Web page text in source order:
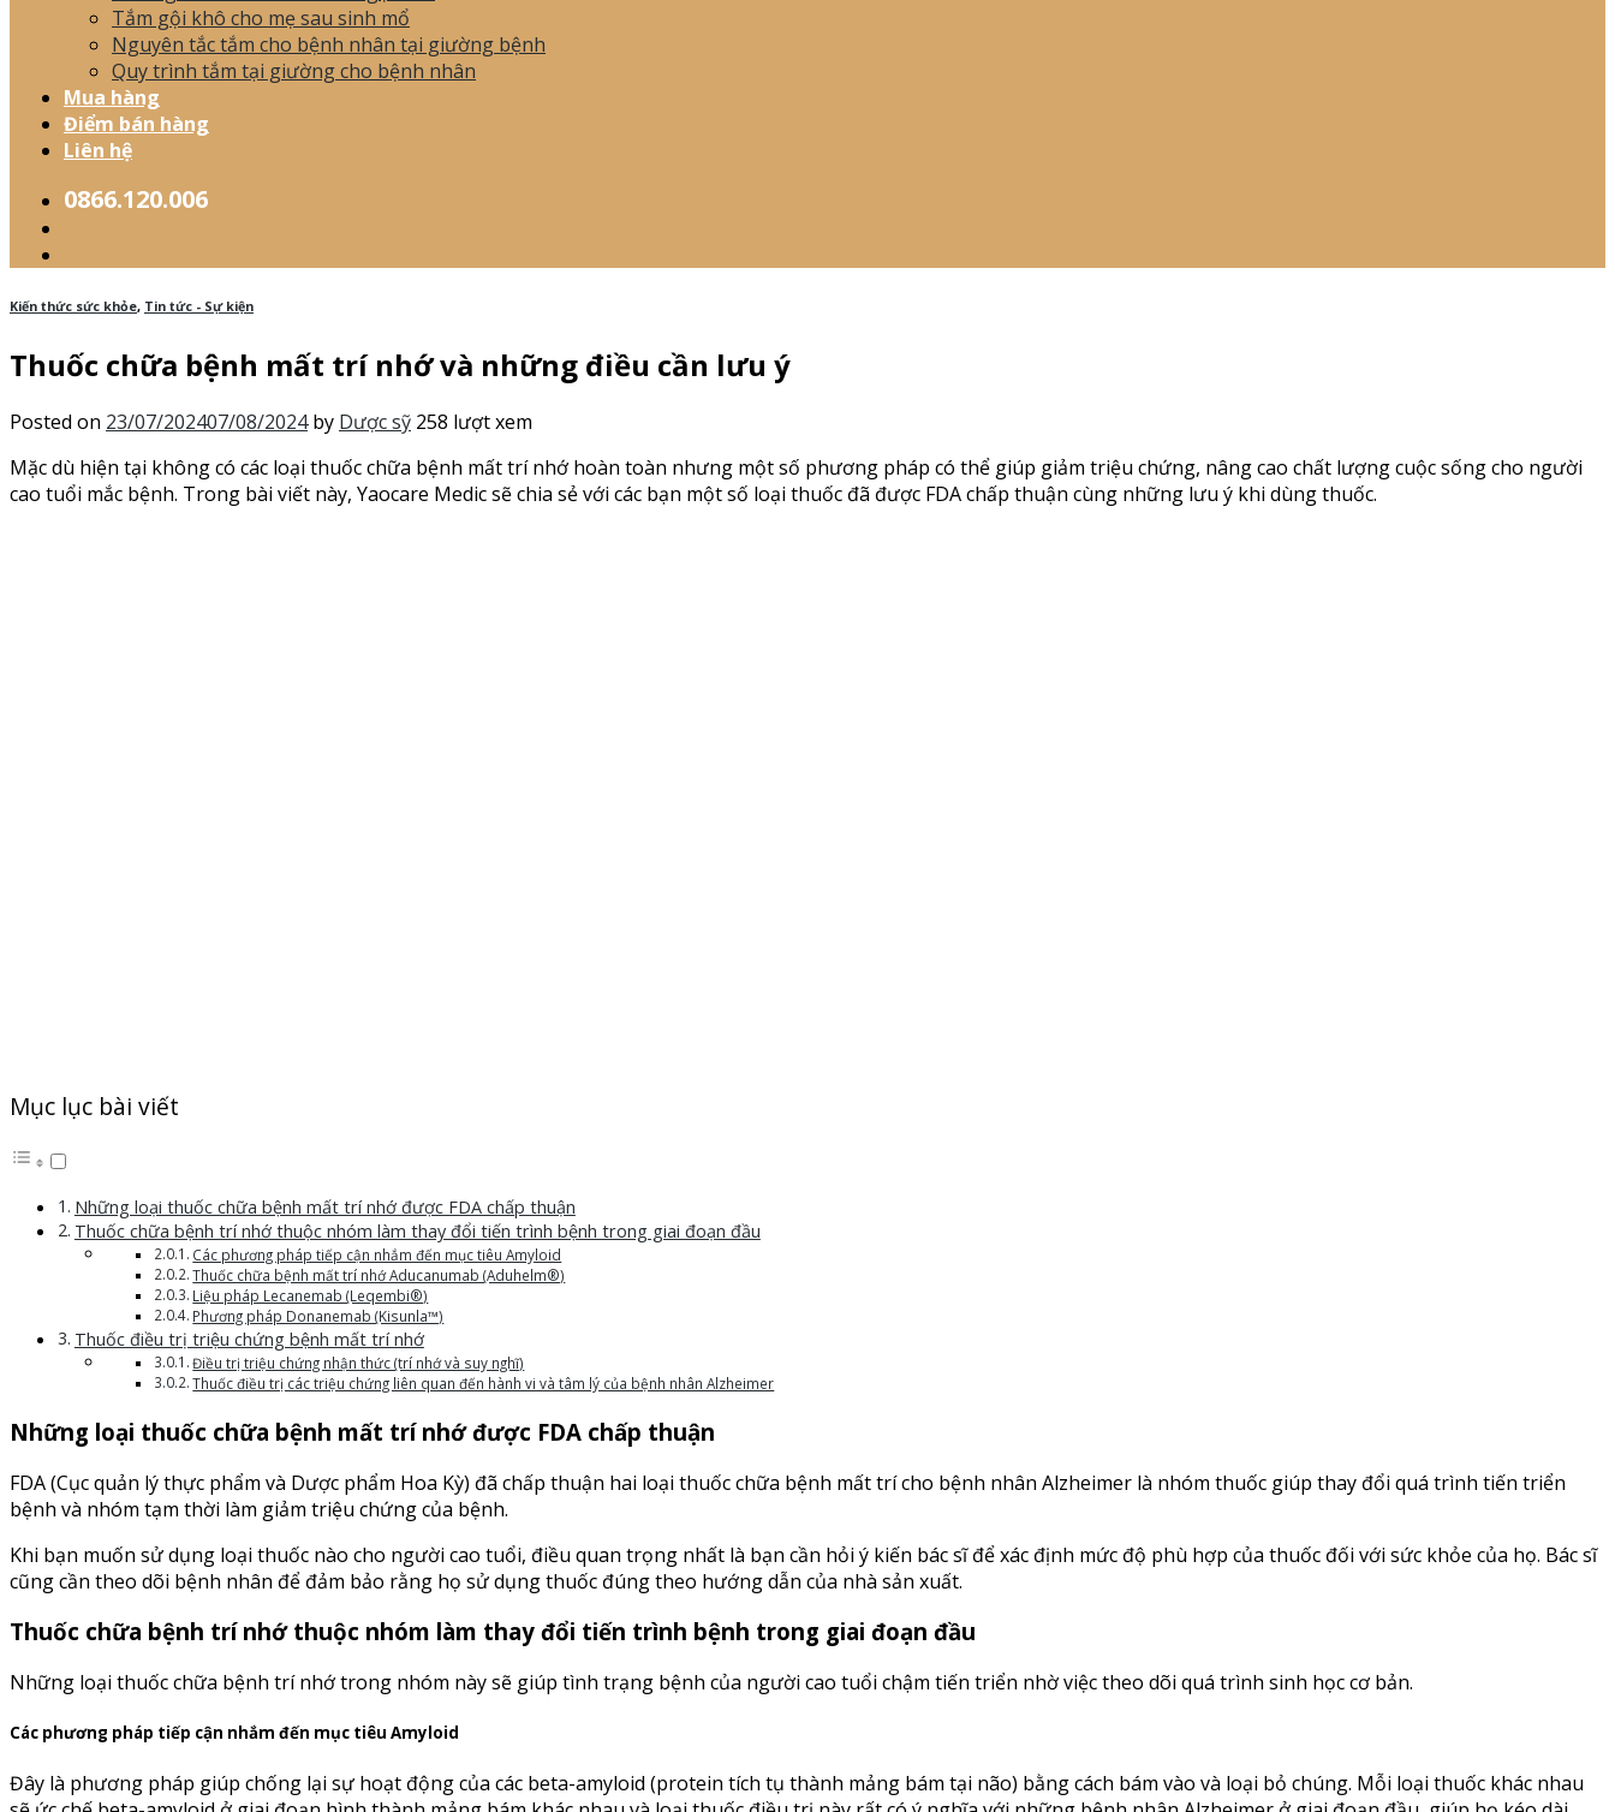
Tắm gội khô cho mẹ sau sinh mổ
Nguyên tắc tắm cho bệnh nhân tại giường bệnh
Quy trình tắm tại giường cho bệnh nhân
Mua hàng
Điểm bán hàng
Liên hệ
0866.120.006
Kiến thức sức khỏe, Tin tức - Sự kiện
Thuốc chữa bệnh mất trí nhớ và những điều cần lưu ý
Posted on 23/07/202407/08/2024by Dược sỹ 258 lượt xem
Mặc dù hiện tại không có các loại thuốc chữa bệnh mất trí nhớ hoàn toàn nhưng một số phương pháp có thể giúp giảm triệu chứng, nâng cao chất lượng cuộc sống cho người
cao tuổi mắc bệnh. Trong bài viết này, Yaocare Medic sẽ chia sẻ với các bạn một số loại thuốc đã được FDA chấp thuận cùng những lưu ý khi dùng thuốc.
Mục lục bài viết
Những loại thuốc chữa bệnh mất trí nhớ được FDA chấp thuận
Thuốc chữa bệnh trí nhớ thuộc nhóm làm thay đổi tiến trình bệnh trong giai đoạn đầu
Các phương pháp tiếp cận nhắm đến mục tiêu Amyloid
Thuốc chữa bệnh mất trí nhớ Aducanumab (Aduhelm®)
Liệu pháp Lecanemab (Leqembi®)
Phương pháp Donanemab (Kisunla™)
Thuốc điều trị triệu chứng bệnh mất trí nhớ
Điều trị triệu chứng nhận thức (trí nhớ và suy nghĩ)
Thuốc điều trị các triệu chứng liên quan đến hành vi và tâm lý của bệnh nhân Alzheimer
Những loại thuốc chữa bệnh mất trí nhớ được FDA chấp thuận
FDA (Cục quản lý thực phẩm và Dược phẩm Hoa Kỳ) đã chấp thuận hai loại thuốc chữa bệnh mất trí cho bệnh nhân Alzheimer là nhóm thuốc giúp thay đổi quá trình tiến triển
bệnh và nhóm tạm thời làm giảm triệu chứng của bệnh.
Khi bạn muốn sử dụng loại thuốc nào cho người cao tuổi, điều quan trọng nhất là bạn cần hỏi ý kiến bác sĩ để xác định mức độ phù hợp của thuốc đối với sức khỏe của họ. Bác sĩ
cũng cần theo dõi bệnh nhân để đảm bảo rằng họ sử dụng thuốc đúng theo hướng dẫn của nhà sản xuất.
Thuốc chữa bệnh trí nhớ thuộc nhóm làm thay đổi tiến trình bệnh trong giai đoạn đầu
Những loại thuốc chữa bệnh trí nhớ trong nhóm này sẽ giúp tình trạng bệnh của người cao tuổi chậm tiến triển nhờ việc theo dõi quá trình sinh học cơ bản.
Các phương pháp tiếp cận nhắm đến mục tiêu Amyloid
Đây là phương pháp giúp chống lại sự hoạt động của các beta-amyloid (protein tích tụ thành mảng bám tại não) bằng cách bám vào và loại bỏ chúng. Mỗi loại thuốc khác nhau